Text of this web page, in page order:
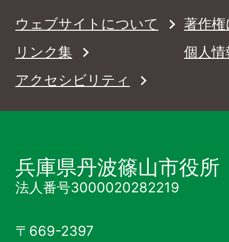
ウェブサイトについて
著作
リンク集
個人
アクセシビリティ
兵庫県丹波篠山市役所
法人番号3000020282219
〒669-2397